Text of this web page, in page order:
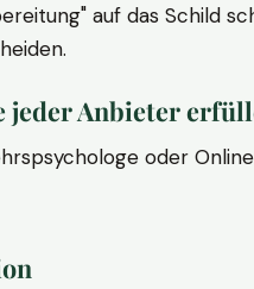
auf das Schild
jeder Anbieter
oder